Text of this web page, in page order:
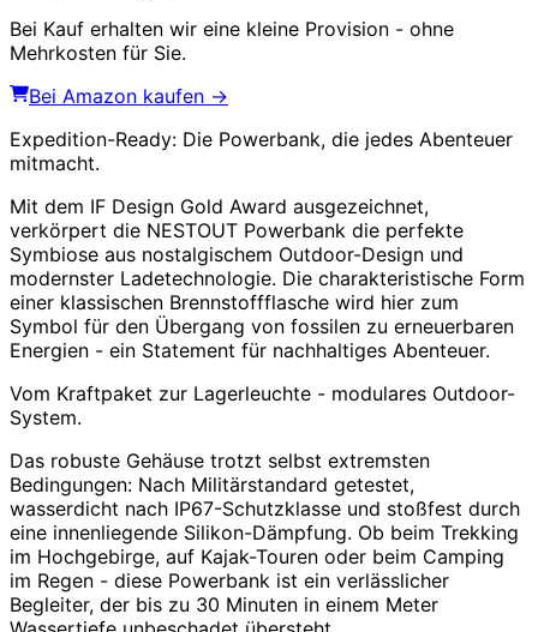
Bei Kauf erhalten wir eine kleine Provision - ohne
Mehrkosten für Sie.
Bei Amazon kaufen →
Expedition-Ready: Die Powerbank, die jedes Abenteuer
mitmacht.
Mit dem IF Design Gold Award ausgezeichnet,
verkörpert die NESTOUT Powerbank die perfekte
Symbiose aus nostalgischem Outdoor-Design und
modernster Ladetechnologie. Die charakteristische Form
einer klassischen Brennstoffflasche wird hier zum
Symbol für den Übergang von fossilen zu erneuerbaren
Energien - ein Statement für nachhaltiges Abenteuer.
Vom Kraftpaket zur Lagerleuchte - modulares Outdoor-
System.
Das robuste Gehäuse trotzt selbst extremsten
Bedingungen: Nach Militärstandard getestet,
wasserdicht nach IP67-Schutzklasse und stoßfest durch
eine innenliegende Silikon-Dämpfung. Ob beim Trekking
im Hochgebirge, auf Kajak-Touren oder beim Camping
im Regen - diese Powerbank ist ein verlässlicher
Begleiter, der bis zu 30 Minuten in einem Meter